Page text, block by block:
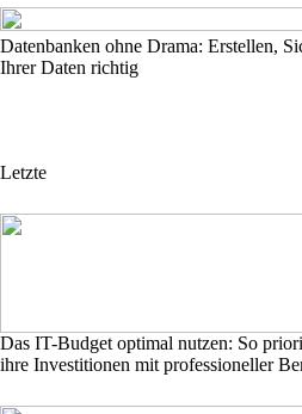
Datenbanken ohne Drama: Erstellen,
Ihrer Daten richtig
Letzte
Das IT-Budget optimal nutzen: So
ihre Investitionen mit professioneller